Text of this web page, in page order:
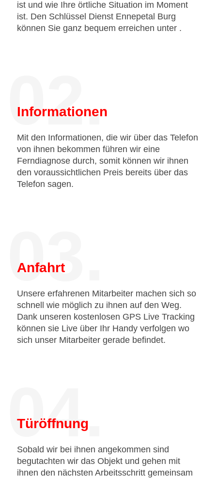
ist und wie Ihre örtliche Situation im Moment
ist. Den Schlüssel Dienst Ennepetal Burg
können Sie ganz bequem erreichen unter .
02.
Informationen
Mit den Informationen, die wir über das Telefon
von ihnen bekommen führen wir eine
Ferndiagnose durch, somit können wir ihnen
den voraussichtlichen Preis bereits über das
Telefon sagen.
03.
Anfahrt
Unsere erfahrenen Mitarbeiter machen sich so
schnell wie möglich zu ihnen auf den Weg.
Dank unseren kostenlosen GPS Live Tracking
können sie Live über Ihr Handy verfolgen wo
sich unser Mitarbeiter gerade befindet.
04.
Türöffnung
Sobald wir bei ihnen angekommen sind
begutachten wir das Objekt und gehen mit
ihnen den nächsten Arbeitsschritt gemeinsam